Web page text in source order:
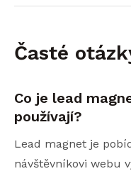
Časté
Co je lead
používají?
Lead magnet je
návštěvníkovi webu